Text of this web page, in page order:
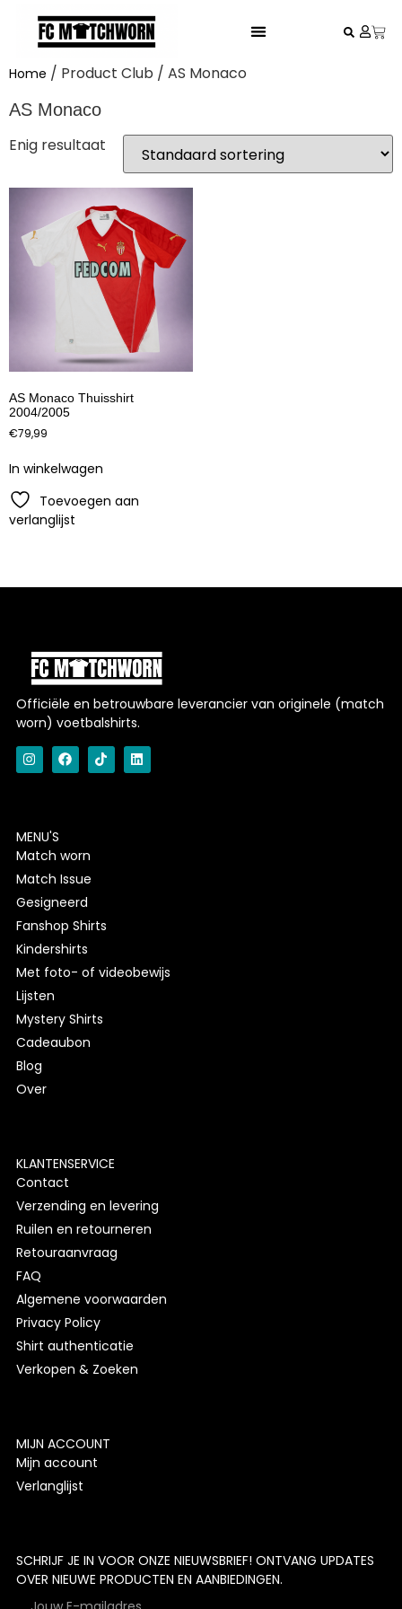
Home / Product Club / AS Monaco
AS Monaco
Enig resultaat
AS Monaco Thuisshirt
2004/2005
€79,99
In winkelwagen
Toevoegen aan
verlanglijst
Officiële en betrouwbare leverancier van originele (match
worn) voetbalshirts.
MENU'S
Match worn
Match Issue
Gesigneerd
Fanshop Shirts
Kindershirts
Met foto- of videobewijs
Lijsten
Mystery Shirts
Cadeaubon
Blog
Over
KLANTENSERVICE
Contact
Verzending en levering
Ruilen en retourneren
Retouraanvraag
FAQ
Algemene voorwaarden
Privacy Policy
Shirt authenticatie
Verkopen & Zoeken
MIJN ACCOUNT
Mijn account
Verlanglijst
SCHRIJF JE IN VOOR ONZE NIEUWSBRIEF! ONTVANG UPDATES
OVER NIEUWE PRODUCTEN EN AANBIEDINGEN.